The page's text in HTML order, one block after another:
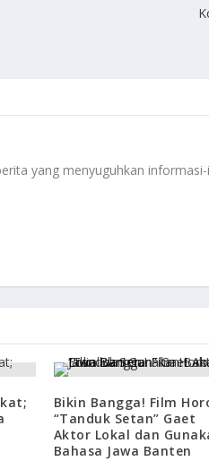
yang menyuguhkan
Bikin Bangga! Film
“Tanduk Setan” Gaet
Aktor Lokal dan
Bahasa Jawa Banten